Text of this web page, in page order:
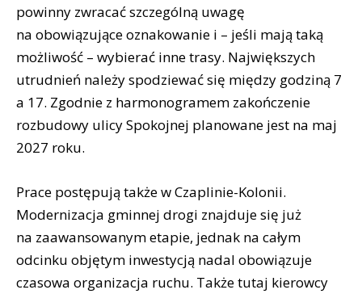
powinny zwracać szczególną uwagę
na obowiązujące oznakowanie i – jeśli mają taką
możliwość – wybierać inne trasy. Największych
utrudnień należy spodziewać się między godziną 7
a 17. Zgodnie z harmonogramem zakończenie
rozbudowy ulicy Spokojnej planowane jest na maj
2027 roku.
Prace postępują także w Czaplinie-Kolonii.
Modernizacja gminnej drogi znajduje się już
na zaawansowanym etapie, jednak na całym
odcinku objętym inwestycją nadal obowiązuje
czasowa organizacja ruchu. Także tutaj kierowcy